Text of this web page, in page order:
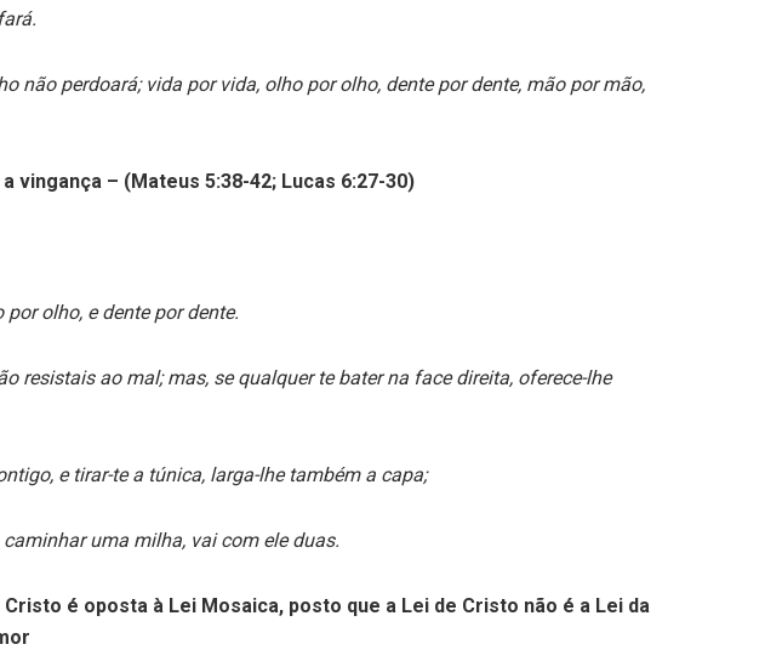
não perdoará; vida por vida, olho por olho, dente por dente, mão por mão,
vingança – (Mateus 5:38-42; Lucas 6:27-30)
olho, e dente por dente.
resistais ao mal; mas, se qualquer te bater na face direita, oferece-lhe
e tirar-te a túnica, larga-lhe também a capa;
uma milha, vai com ele duas.
é oposta à Lei Mosaica, posto que a Lei de Cristo não é a Lei da